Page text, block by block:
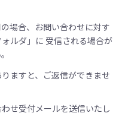
場合、お問い合わせに対す
ルダ」に 受信される場合が
ますと、ご返信ができませ
せ受付メールを送信いたし